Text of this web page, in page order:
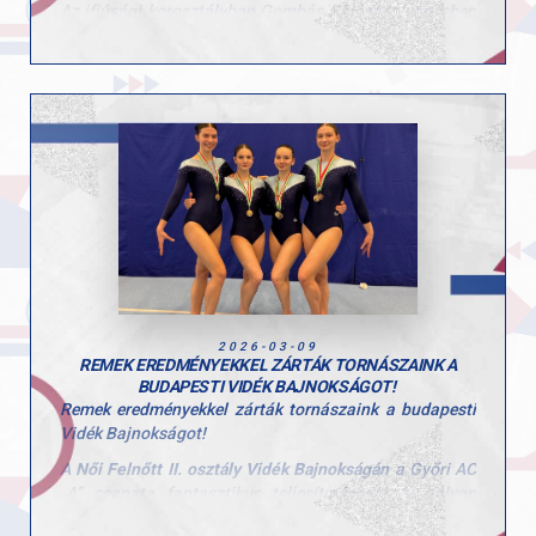
Az ifjúsági korosztályban Gombás Balázs lólengésben
a „Magyar Köztársaság Szerbajnoka” címet szerezte
meg. Emellett nyújton a 2., gyűrűn pedig a 4. helyen
A kadet mezőnyben Körmendi Zerind ugrásban lett a
„Magyar Köztársaság Szerbajnoka”. Talajon
ezüstérmet szerzett, korláton pedig a 4. helyen zárt.
hétvége eredményei jól mutatják a szakosztályban
zajló tudatos és következetes munkát, valamint a
versenyzők fejlődését.
Gratulálunk a sportolóknak és edzőiknek a
teljesítményhez. Hajrá GYAC!
2026-03-09
REMEK EREDMÉNYEKKEL ZÁRTÁK TORNÁSZAINK A
BUDAPESTI VIDÉK BAJNOKSÁGOT!
Remek eredményekkel zárták tornászaink a budapesti
Vidék Bajnokságot!
A Női Felnőtt II. osztály Vidék Bajnokságána Győri AC
„A” csapata fantasztikus teljesítménnyel1. helyen
5. helyet szerezte meg